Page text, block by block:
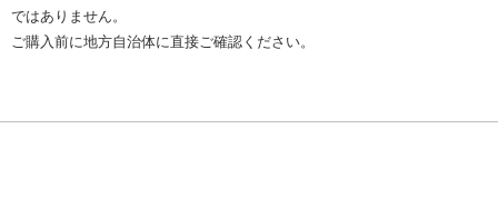
ではありません。
ご購入前に地方自治体に直接ご確認ください。